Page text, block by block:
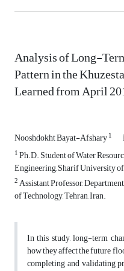
Analysis of Long-
Pattern in the
Learned from April
Nooshdokht Bayat-Afshary1
1Ph.D. Student of Water
Engineering, Sharif University
2Assistant Professor,
of Technology, Tehran, Iran.
In this study, long-term
how they affect the future
completing and validating